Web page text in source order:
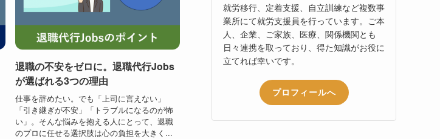
退職の不安をゼロに。退職代行Jobs
が選ばれる3つの理由
仕事を辞めたい。でも「上司に言えない」
「引き継ぎが不安」「トラブルになるのが怖
い」。そんな悩みを抱える人にとって、退職
のプロに任せる選択肢は心の負担を大きく...
就労移行、定着支援、自立訓練など複数事
業所にて就労支援員を行っています。ご本
人、企業、ご家族、医療、関係機関とも
日々連携を取っており、得た知識がお役に
立てれば幸いです。
プロフィールへ